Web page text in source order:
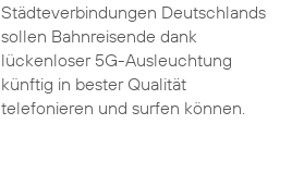
Städteverbindungen Deutschlands
sollen Bahnreisende dank
lückenloser 5G-Ausleuchtung
künftig in bester Qualität
telefonieren und surfen können.